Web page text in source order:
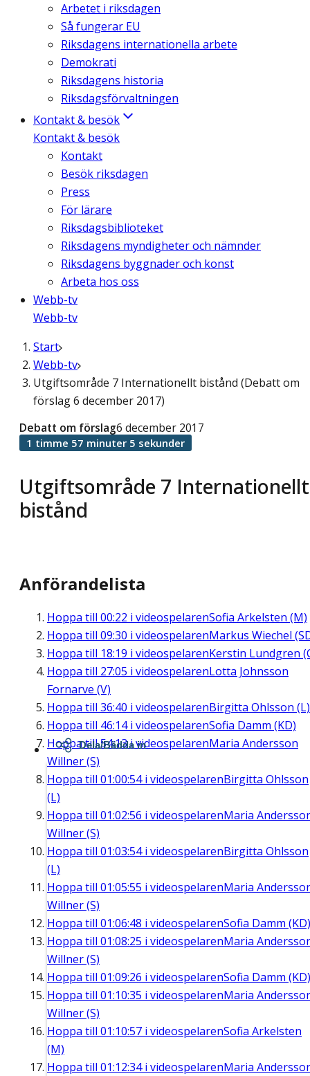
Arbetet i riksdagen
Så fungerar EU
Riksdagens internationella arbete
Demokrati
Riksdagens historia
Riksdagsförvaltningen
Kontakt & besök
Kontakt & besök
Kontakt
Besök riksdagen
Press
För lärare
Riksdagsbiblioteket
Riksdagens myndigheter och nämnder
Riksdagens byggnader och konst
Arbeta hos oss
Webb-tv
Webb-tv
Start
Webb-tv
Utgiftsområde 7 Internationellt bistånd (Debatt om
förslag 6 december 2017)
Utgiftsområde 7 Internationellt
bistånd
Debatt om förslag6 december 2017
1 timme 57 minuter 5 sekunder
Anförandelista
Hoppa till 00:22 i videospelarenSofia Arkelsten (M)
Hoppa till 09:30 i videospelarenMarkus Wiechel
Hoppa till 18:19 i videospelarenKerstin Lundgren
Hoppa till 27:05 i videospelarenLotta Johnsson
Fornarve (V)
Hoppa till 36:40 i videospelarenBirgitta Ohlsson (L)
Hoppa till 46:14i videospelarenSofia Damm (KD)
Hoppa till54:13i videospelarenMaria Andersson
Willner (S)
Hoppa till 01:00:54i videospelarenBirgitta Ohlsson
(L)
Hoppa till 01:02:56 i videospelarenMaria
Willner (S)
Hoppa till 01:03:54i videospelarenBirgitta Ohlsson
(L)
Hoppa till 01:05:55 i videospelarenMaria
Willner (S)
Hoppa till 01:06:48 i videospelarenSofia Damm (KD)
Hoppa till 01:08:25 i videospelarenMaria
Willner (S)
Hoppa till 01:09:26 i videospelarenSofia Damm (KD)
Hoppa till 01:10:35 i videospelarenMaria
Willner (S)
Hoppa till 01:10:57 i videospelarenSofia Arkelsten
(M)
Hoppa till 01:12:34i videospelarenMaria
Dela/Bädda in